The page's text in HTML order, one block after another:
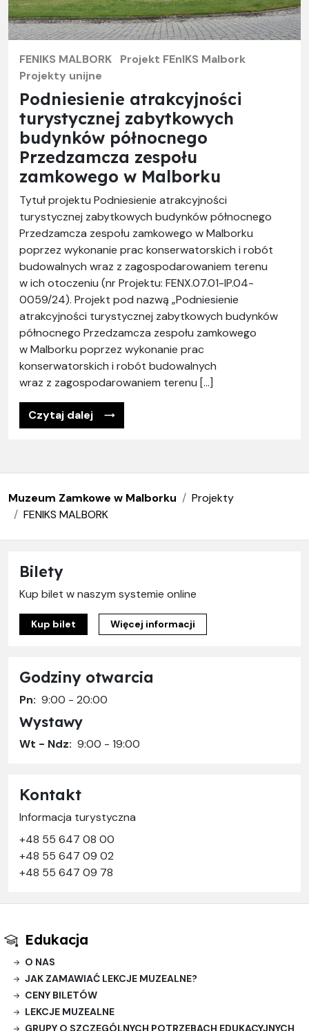
FENIKS MALBORK
Projekt FEnIKS Malbork
Projekty unijne
Podniesienie atrakcyjności
turystycznej zabytkowych
budynków północnego
Przedzamcza zespołu
zamkowego w Malborku
Tytuł projektu Podniesienie atrakcyjności
turystycznej zabytkowych budynków północnego
Przedzamcza zespołu zamkowego w Malborku
poprzez wykonanie prac konserwatorskich i robót
budowalnych wraz z zagospodarowaniem terenu
w ich otoczeniu (nr Projektu: FENX.07.01-IP.04-
0059/24). Projekt pod nazwą „Podniesienie
atrakcyjności turystycznej zabytkowych budynków
północnego Przedzamcza zespołu zamkowego
w Malborku poprzez wykonanie prac
konserwatorskich i robót budowalnych
wraz z zagospodarowaniem terenu […]
Czytaj dalej
Muzeum Zamkowe w Malborku
Projekty
FENIKS MALBORK
Bilety
Kup bilet w naszym systemie online
Kup bilet Więcej informacji
Godziny otwarcia
Pn: 9:00 - 20:00
Wystawy
Wt - Ndz: 9:00 - 19:00
Kontakt
Informacja turystyczna
+48 55 647 08 00
+48 55 647 09 02
+48 55 647 09 78
Edukacja
O NAS
JAK ZAMAWIAĆ LEKCJE MUZEALNE?
CENY BILETÓW
LEKCJE MUZEALNE
GRUPY O SZCZEGÓLNYCH POTRZEBACH EDUKACYJNYCH